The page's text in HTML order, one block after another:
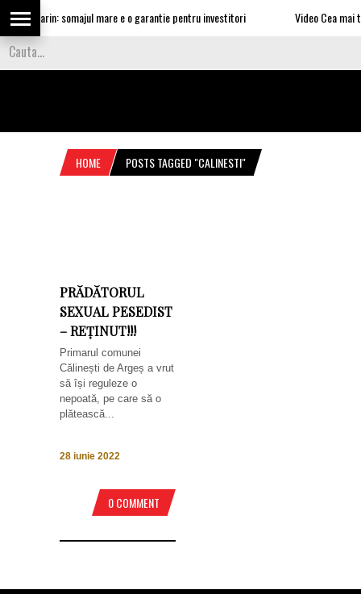
Nea Marin: somajul mare e o garantie pentru investitori Video Cea mai
HOME POSTS TAGGED "CALINESTI"
PRĂDĂTORUL
SEXUAL PESEDIST
– REȚINUT!!!
Primarul comunei
Călinești de Argeș a vrut
să își reguleze o
nepoată, pe care să o
plătească...
28 iunie 2022
0 COMMENT